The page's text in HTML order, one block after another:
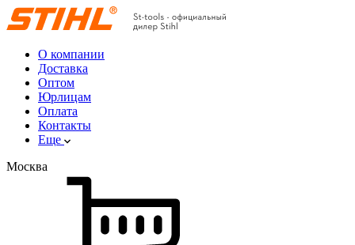
О компании
Доставка
Оптом
Юрлицам
Оплата
Контакты
Еще
Москва